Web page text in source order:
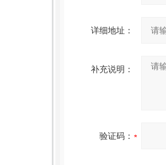
详细地址：
补充说明：
验证码：